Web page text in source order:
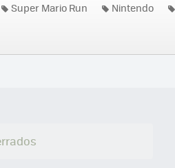
Super Mario Run Nintendo